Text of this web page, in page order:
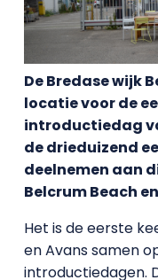
De Bredase wijk
locatie voor de
introductiedag
de drieduizend
deelnemen aan
Belcrum Beach
Het is de eerste
en Avans samen
introductiedagen.